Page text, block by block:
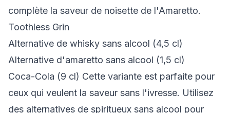
complète la saveur de noisette de l'Amaretto.
Toothless Grin
Alternative de whisky sans alcool (4,5 cl)
Alternative d'amaretto sans alcool (1,5 cl)
Coca-Cola (9 cl) Cette variante est parfaite pour
ceux qui veulent la saveur sans l'ivresse. Utilisez
des alternatives de spiritueux sans alcool pour